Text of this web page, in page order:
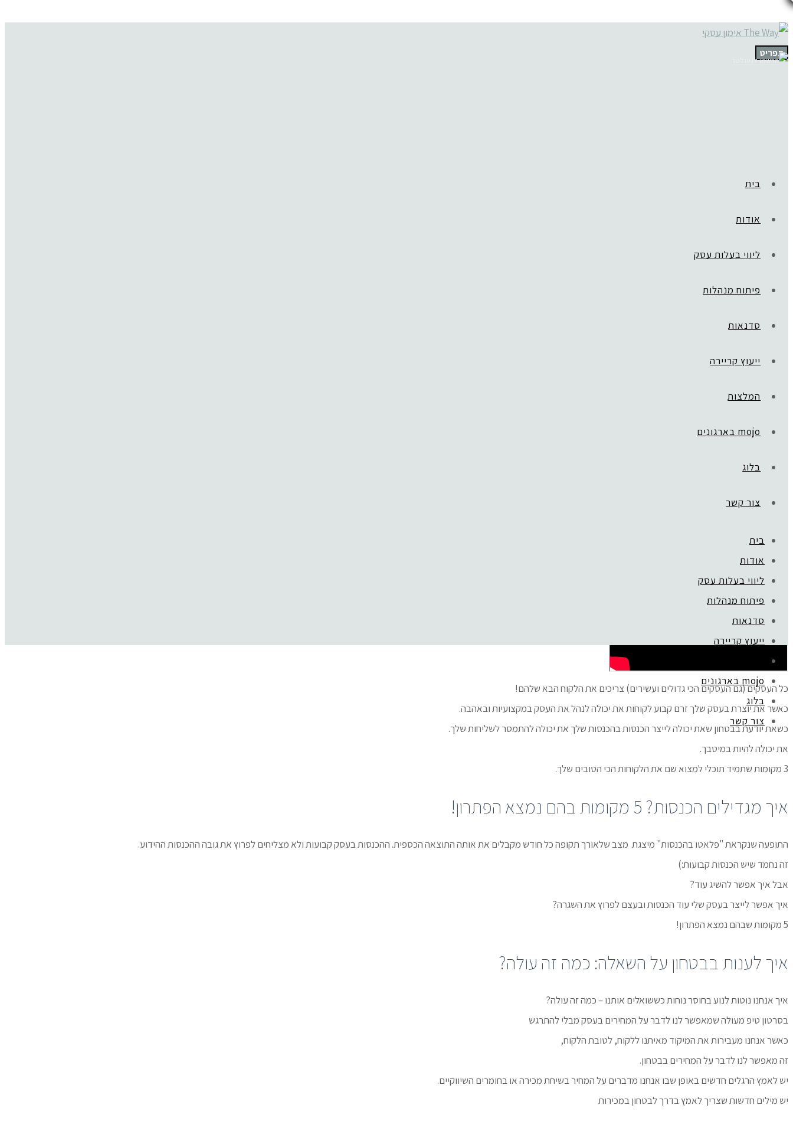
תפריט
בית
אודות
ליווי בעלות עסק
פיתוח מנהלות
סדנאות
ייעוץ קריירה
המלצות
mojo בארגונים
בלוג
צור קשר
בית
אודות
ליווי בעלות עסק
פיתוח מנהלות
סדנאות
ייעוץ קריירה
mojo בארגונים
בלוג
צור קשר
הדרכות חינם
איפה נמצא הלקוח הבא שלך?
כל העסקים (גם העסקים הכי גדולים ועשירים) צריכים את הלקוח הבא שלהם!
כאשר את יוצרת בעסק שלך זרם קבוע לקוחות את יכולה לנהל את העסק במקצועיות ובאהבה.
כשאת יודעת בבטחון שאת יכולה לייצר הכנסות בהכנסות שלך את יכולה להתמסר לשליחות שלך.
את יכולה להיות במיטבך.
3 מקומות שתמיד תוכלי למצוא שם את הלקוחות הכי הטובים שלך.
איך מגדילים הכנסות? 5 מקומות בהם נמצא הפתרון!
התופעה שנקראת "פלאטו בהכנסות" מיצגת מצב שלאורך תקופה כל חודש מקבלים את אותה התוצאה הכספית. ההכנסות בעסק קבועות ולא מצליחים לפרוץ את גובה ההכנסות ההידוע.
זה נחמד שיש הכנסות קבועות:)
אבל איך אפשר להשיג עוד?
איך אפשר לייצר בעסק שלי עוד הכנסות ובעצם לפרוץ את השגרה?
5 מקומות שבהם נמצא הפתרון!
איך לענות בבטחון על השאלה: כמה זה עולה?
איך אנחנו נוטות לנוע בחוסר נוחות כששואלים אותנו – כמה זה עולה?
בסרטון טיפ מעולה שמאפשר לנו לדבר על המחירים בעסק מבלי להתרגש
כאשר אנחנו מעבירות את המיקוד מאיתנו ללקוח, לטובת הלקוח,
זה מאפשר לנו לדבר על המחירים בבטחון.
יש לאמץ הרגלים חדשים באופן שבו אנחנו מדברים על המחיר בשיחת מכירה או בחומרים השיווקיים.
יש מילים חדשות שצריך לאמץ בדרך לבטחון במכירות